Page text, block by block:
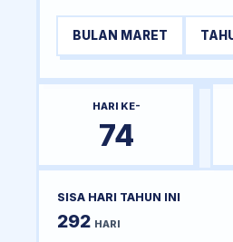
BULAN MARET
HARI KE-
74
SISA HARI TAHUN INI
292 HARI